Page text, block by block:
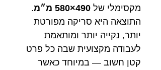
מקסימלי של 490×580 מ״מ
.
התוצאה היא סריקה מפורטת
יותר, נקייה יותר ומותאמת
לעבודה מקצועית שבה כל פרט
קטן חשוב — במיוחד כאשר